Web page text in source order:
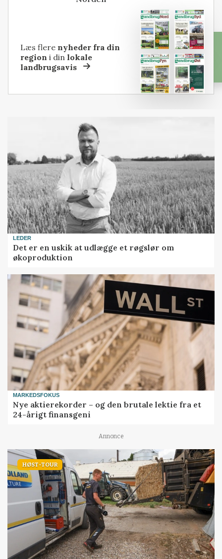
Læs flere nyheder fra din
region i dinlokale
landbrugsavis
LEDER
Det er en uskik at udlægge et røgslør om
økoproduktion
MARKEDSFOKUS
Nye aktierekorder – og den brutale lektie fra et
24-årigt finansgeni
Annonce
HØST-TOUR